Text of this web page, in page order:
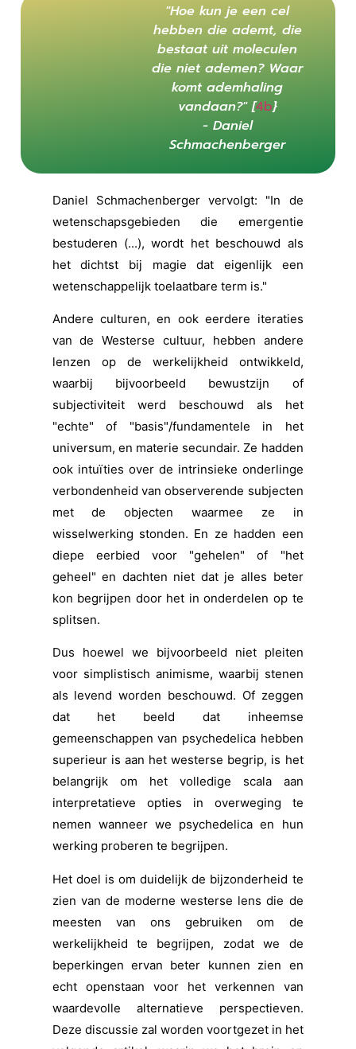
"Hoe kun je een cel
hebben die ademt, die
bestaat uit moleculen
die niet ademen? Waar
komt ademhaling
vandaan?" [4b}
- Daniel
Schmachenberger
Daniel Schmachenberger vervolgt: "In de
wetenschapsgebieden die emergentie
bestuderen (...), wordt het beschouwd als
het dichtst bij magie dat eigenlijk een
wetenschappelijk toelaatbare term is."
Andere culturen, en ook eerdere iteraties
van de Westerse cultuur, hebben andere
lenzen op de werkelijkheid ontwikkeld,
waarbij bijvoorbeeld bewustzijn of
subjectiviteit werd beschouwd als het
"echte" of "basis"/fundamentele in het
universum, en materie secundair. Ze hadden
ook intuïties over de intrinsieke onderlinge
verbondenheid van observerende subjecten
met de objecten waarmee ze in
wisselwerking stonden. En ze hadden een
diepe eerbied voor "gehelen" of "het
geheel" en dachten niet dat je alles beter
kon begrijpen door het in onderdelen op te
splitsen.
Dus hoewel we bijvoorbeeld niet pleiten
voor simplistisch animisme, waarbij stenen
als levend worden beschouwd. Of zeggen
dat het beeld dat inheemse
gemeenschappen van psychedelica hebben
superieur is aan het westerse begrip, is het
belangrijk om het volledige scala aan
interpretatieve opties in overweging te
nemen wanneer we psychedelica en hun
werking proberen te begrijpen.
Het doel is om duidelijk de bijzonderheid te
zien van de moderne westerse lens die de
meesten van ons gebruiken om de
werkelijkheid te begrijpen, zodat we de
beperkingen ervan beter kunnen zien en
echt openstaan voor het verkennen van
waardevolle alternatieve perspectieven.
Deze discussie zal worden voortgezet in het